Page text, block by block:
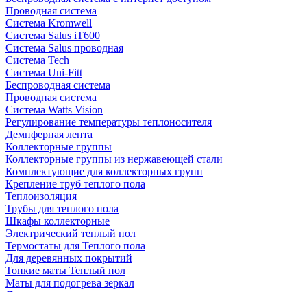
Проводная система
Система Kromwell
Система Salus iT600
Система Salus проводная
Система Tech
Система Uni-Fitt
Беспроводная система
Проводная система
Система Watts Vision
Регулирование температуры теплоносителя
Демпферная лента
Коллекторные группы
Коллекторные группы из нержавеющей стали
Комплектующие для коллекторных групп
Крепление труб теплого пола
Теплоизоляция
Трубы для теплого пола
Шкафы коллекторные
Электрический теплый пол
Термостаты для Теплого пола
Для деревянных покрытий
Тонкие маты Теплый пол
Маты для подогрева зеркал